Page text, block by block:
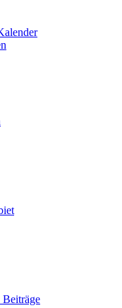
Beiträge